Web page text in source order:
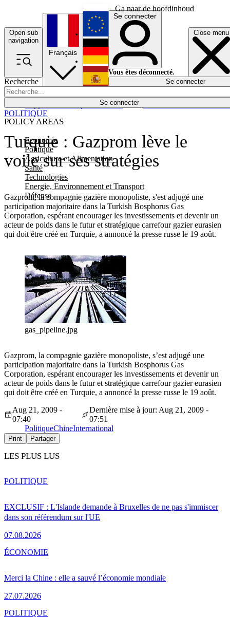
Ga naar de hoofdinhoud
Open sub
navigation
Close menu
Recherche
Se connecter
POLICY AREAS
Economie
Politique
Agriculture et Alimentation
Santé
Technologies
Energie, Environnement et Transport
Défense
Économie
Français
English
Deutsch
Español
Se connecter
Vous êtes déconnecté.
Se connecter
Turquie : Gazprom lève le
voile sur ses stratégies
Gazprom, la compagnie gazière monopoliste, s'est adjugé une
participation majoritaire dans la Turkish Bosphorus Gas
Corporation, espérant encourager les investissements et devenir un
acteur de poids dans le futur et stratégique carrefour gazier eurasien
qui doit être créé en Turquie, a annoncé la presse russe le 19 août.
POLITIQUE
gas_pipeline.jpg
Gazprom, la compagnie gazière monopoliste, s’est adjugé une
participation majoritaire dans la Turkish Bosphorus Gas
Corporation, espérant encourager les investissements et devenir un
acteur de poids dans le futur et stratégique carrefour gazier eurasien
qui doit être créé en Turquie, a annoncé la presse russe le 19 août.
Aug 21, 2009 -
07:40
Dernière mise à jour: Aug 21, 2009 -
07:51
PolitiqueChineInternational
Print Partager
LES PLUS LUS
EXCLUSIF : L'Islande demande à Bruxelles de ne pas s'immiscer
dans son référendum sur l'UE
07.08.2026
POLITIQUE
Merci la Chine : elle a sauvé l’économie mondiale
27.07.2026
ÉCONOMIE
POLITIQUE